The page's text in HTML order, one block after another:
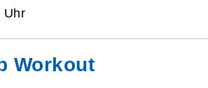
Uhr
Workout